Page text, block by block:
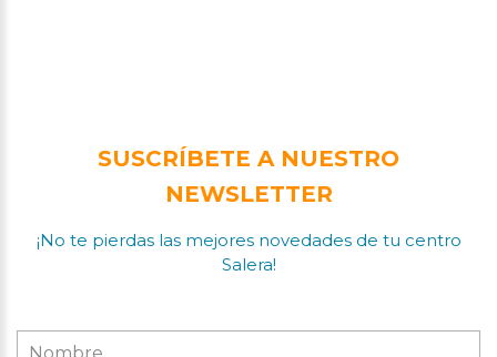
SUSCRÍBETE A NUESTRO
NEWSLETTER
¡No te pierdas las mejores novedades de tu centro
Salera!